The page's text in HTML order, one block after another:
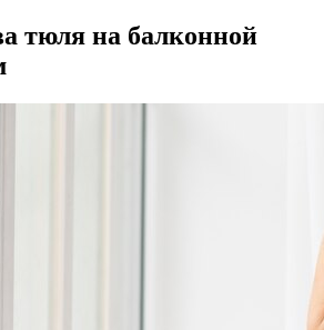
тюля на балконной